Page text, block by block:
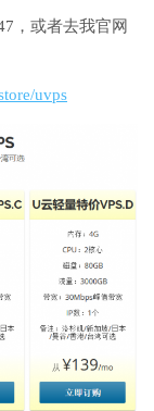
，或者去我官网
uvps